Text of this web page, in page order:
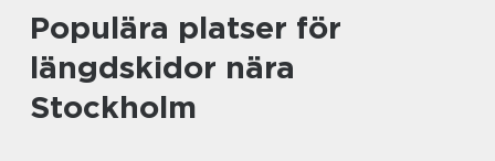
Populära platser för
längdskidor nära
Stockholm